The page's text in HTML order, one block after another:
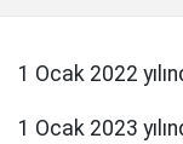
1 Ocak 2022
1 Ocak 2023